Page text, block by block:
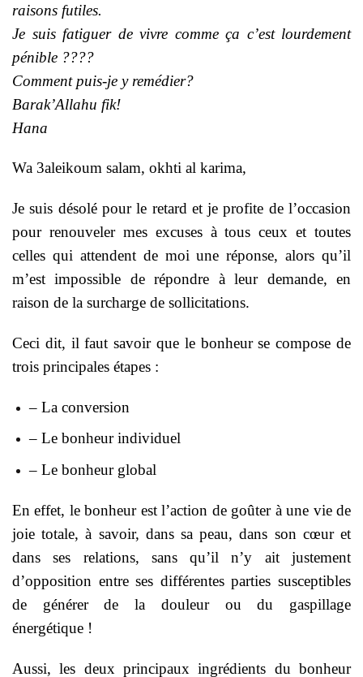
raisons futiles.
Je suis fatiguer de vivre comme ça c’est lourdement
pénible ????
Comment puis-je y remédier?
Barak’Allahu fik!
Hana
Wa 3aleikoum salam, okhti al karima,
Je suis désolé pour le retard et je profite de l’occasion
pour renouveler mes excuses à tous ceux et toutes
celles qui attendent de moi une réponse, alors qu’il
m’est impossible de répondre à leur demande, en
raison de la surcharge de sollicitations.
Ceci dit, il faut savoir que le bonheur se compose de
trois principales étapes :
– La conversion
– Le bonheur individuel
– Le bonheur global
En effet, le bonheur est l’action de goûter à une vie de
joie totale, à savoir, dans sa peau, dans son cœur et
dans ses relations, sans qu’il n’y ait justement
d’opposition entre ses différentes parties susceptibles
de générer de la douleur ou du gaspillage
énergétique !
Aussi, les deux principaux ingrédients du bonheur